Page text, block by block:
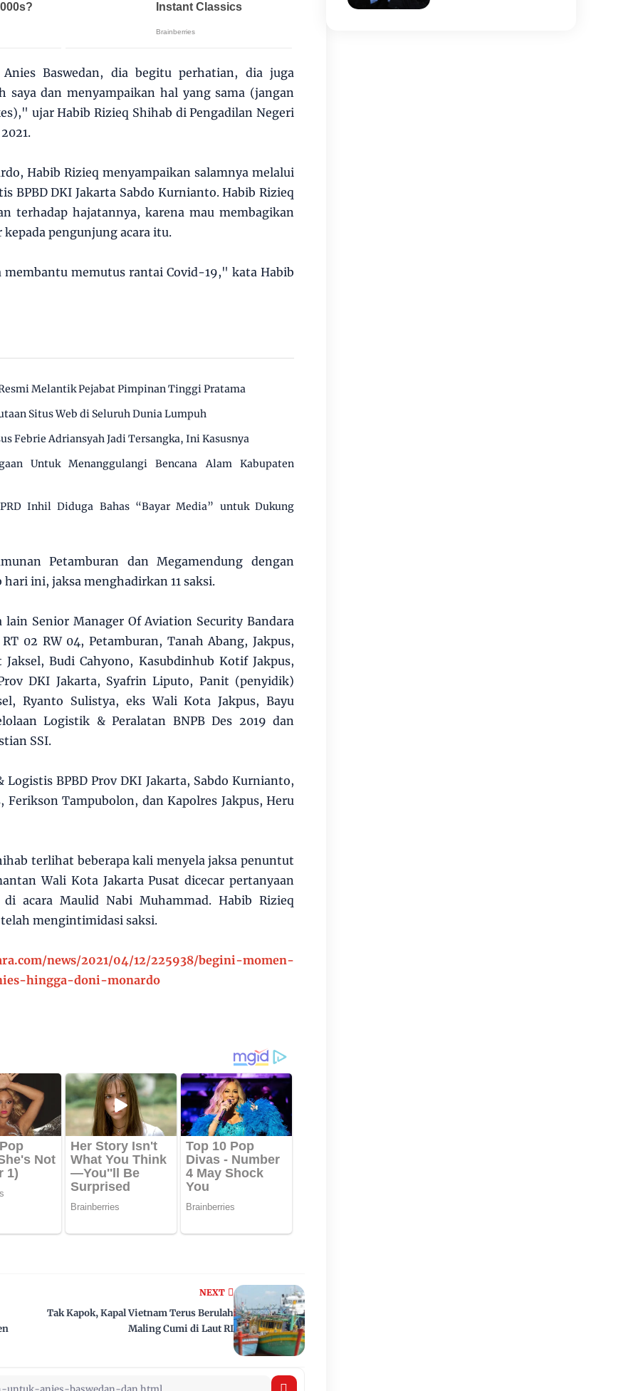
Baswedan, dia begitu perhatian, dia juga
saya dan menyampaikan hal yang sama (jangan
ujar Habib Rizieq Shihab di Pengadilan Negeri
Habib Rizieq menyampaikan salamnya melalui
BPBD DKI Jakarta Sabdo Kurnianto. Habib Rizieq
terhadap hajatannya, karena mau membagikan
pengunjung acara itu.
membantu memutus rantai Covid-19," kata Habib
Melantik Pejabat Pimpinan Tinggi Pratama
Situs Web di Seluruh Dunia Lumpuh
Febrie Adriansyah Jadi Tersangka, Ini Kasusnya
Untuk Menanggulangi Bencana Alam Kabupaten
Inhil Diduga Bahas “Bayar Media” untuk Dukung
Petamburan dan Megamendung dengan
ini, jaksa menghadirkan 11 saksi.
Senior Manager Of Aviation Security Bandara
02 RW 04, Petamburan, Tanah Abang, Jakpus,
Budi Cahyono, Kasubdinhub Kotif Jakpus,
DKI Jakarta, Syafrin Liputo, Panit (penyidik)
Ryanto Sulistya, eks Wali Kota Jakpus, Bayu
Logistik & Peralatan BNPB Des 2019 dan
SSI.
Logistis BPBD Prov DKI Jakarta, Sabdo Kurnianto,
Ferikson Tampubolon, dan Kapolres Jakpus, Heru
terlihat beberapa kali menyela jaksa penuntut
Wali Kota Jakarta Pusat dicecar pertanyaan
acara Maulid Nabi Muhammad. Habib Rizieq
mengintimidasi saksi.
news/2021/04/12/225938/begini-momen-
hingga-doni-monardo
NEXT
Tak Kapok, Kapal Vietnam Terus Berulah
Maling Cumi di Laut RI